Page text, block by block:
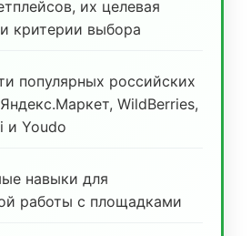
их целевая
критерии выбора
популярных российских
WildBerries,
и Youdo
навыки для
работы с площадками